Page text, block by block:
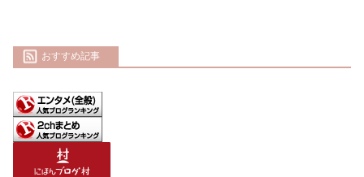
おすすめ記事